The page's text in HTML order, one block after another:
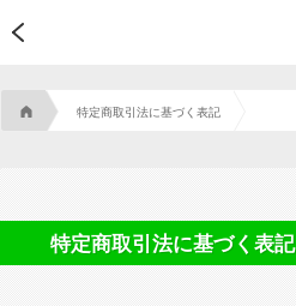
A 特定商取引法に基づく表記
特定商取引法に基づく表記